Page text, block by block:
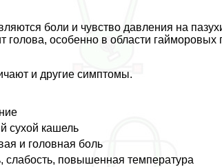
боли и чувство давления на
голова, особенно в области гайморовых
и другие симптомы.
сухой кашель
и головная боль
слабость, повышенная температура